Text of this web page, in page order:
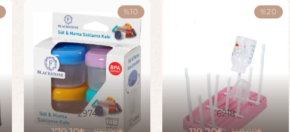
2974
%10
6218
%20